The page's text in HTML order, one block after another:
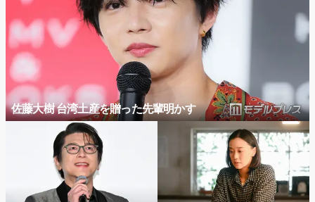
佐藤大樹 台湾土産を贈った先輩明かす